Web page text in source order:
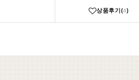
상품후기(4)